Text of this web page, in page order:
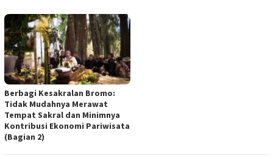
Berbagi Kesakralan Bromo:
Tidak Mudahnya Merawat
Tempat Sakral dan Minimnya
Kontribusi Ekonomi Pariwisata
(Bagian 2)